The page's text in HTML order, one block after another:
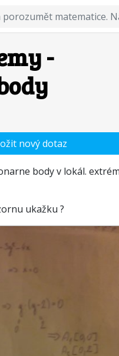
-
body v lokál.
ukažku ?
nový dotaz